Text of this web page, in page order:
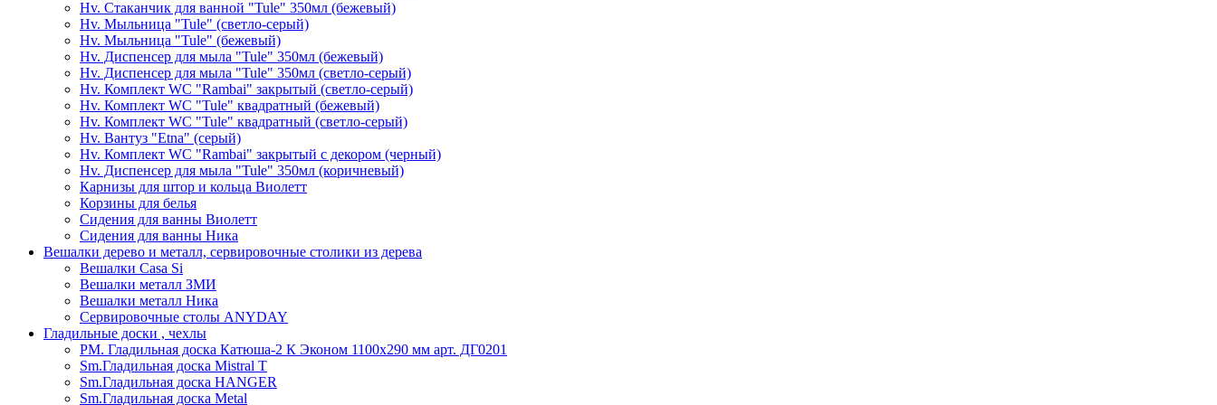
Hv. Стаканчик для ванной "Tule" 350мл (бежевый)
Hv. Мыльница "Tule" (светло-серый)
Hv. Мыльница "Tule" (бежевый)
Hv. Диспенсер для мыла "Tule" 350мл (бежевый)
Hv. Диспенсер для мыла "Tule" 350мл (светло-серый)
Hv. Комплект WC "Rambai" закрытый (светло-серый)
Hv. Комплект WC "Tule" квадратный (бежевый)
Hv. Комплект WC "Tule" квадратный (светло-серый)
Hv. Вантуз "Etna" (серый)
Hv. Комплект WC "Rambai" закрытый с декором (черный)
Hv. Диспенсер для мыла "Tule" 350мл (коричневый)
Карнизы для штор и кольца Виолетт
Корзины для белья
Сидения для ванны Виолетт
Сидения для ванны Ника
Вешалки дерево и металл, сервировочные столики из дерева
Вешалки Casa Si
Вешалки металл ЗМИ
Вешалки металл Ника
Сервировочные столы ANYDAY
Гладильные доски , чехлы
PM. Гладильная доска Катюша-2 К Эконом 1100х290 мм арт. ДГ0201
Sm.Гладильная доска Mistral T
Sm.Гладильная доска HANGER
Sm.Гладильная доска Metal